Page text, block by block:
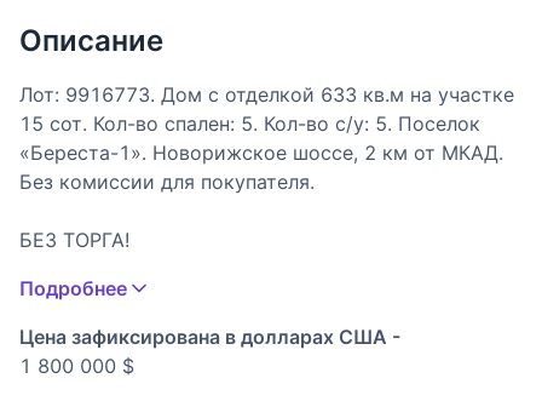
Описание
Лот: 9916773. Дом с отделкой 633 кв.м на участке
15 cот. Кол-во спален: 5. Кол-во с/у: 5. Поселок
«Береста-1». Новорижское шоссе, 2 км от МКАД.
Без комиссии для покупателя.
БЕЗ ТОРГА!
проживанию. Просторная гостиная со вторым
светом. Дом подойдет для семьи с детьми, а
также ценителей загородной жизни в черте
Подробнее
Цена зафиксирована в долларах США -
1 800 000 $